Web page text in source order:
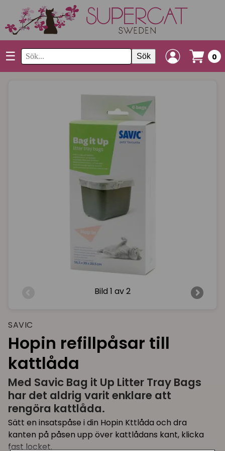
☰ Sök 0
Bild 1 av 2
SAVIC
Hopin refillpåsar till
kattlåda
Med Savic Bag it Up Litter Tray Bags
har det aldrig varit enklare att
rengöra kattlåda.
Sätt en insatspåse i din Hopin Kttlåda och dra
kanten på påsen upp över kattlådans kant, klicka
fast locket.